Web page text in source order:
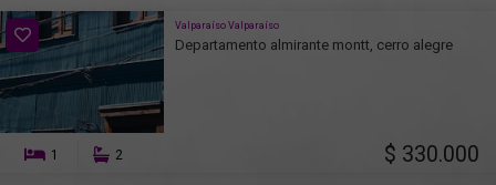
Valparaíso Valparaíso
Departamento almirante montt, cerro alegre
1 2 $ 330.000